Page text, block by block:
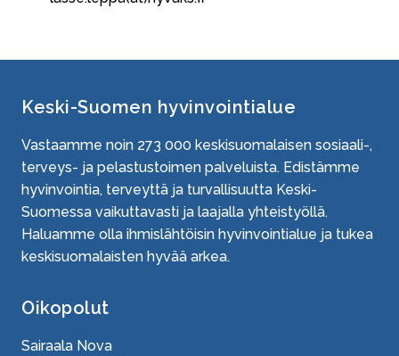
Keski-Suomen hyvinvointialue
Vastaamme noin 273 000 keskisuomalaisen sosiaali-,
terveys- ja pelastustoimen palveluista. Edistämme
hyvinvointia, terveyttä ja turvallisuutta Keski-
Suomessa vaikuttavasti ja laajalla yhteistyöllä.
Haluamme olla ihmislähtöisin hyvinvointialue ja tukea
keskisuomalaisten hyvää arkea.
Oikopolut
Sairaala Nova